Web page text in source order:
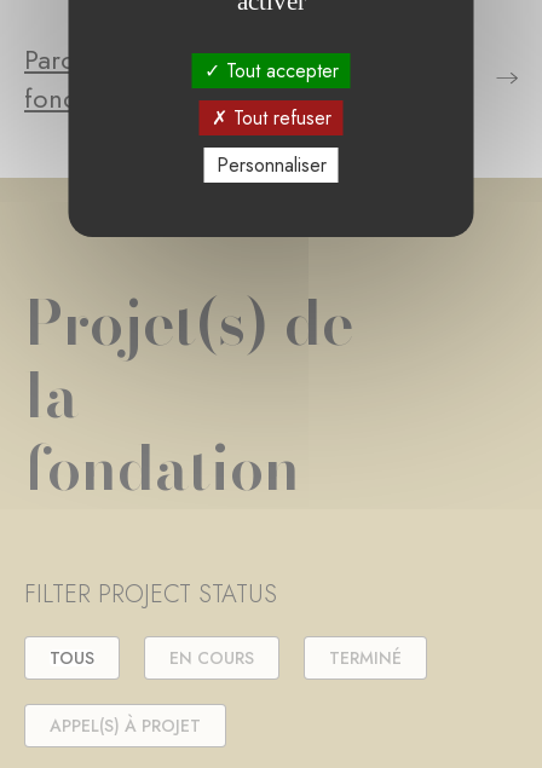
Parcourez le(s) projet(s) de la
fondation
Projet(s) de
la
fondation
FILTER PROJECT STATUS
TOUS EN COURS TERMINÉ
APPEL(S) À PROJET
Tout accepter
Tout refuser
Personnaliser